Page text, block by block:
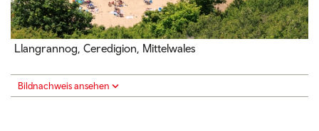
Llangrannog, Ceredigion, Mittelwales
Bildnachweis ansehen